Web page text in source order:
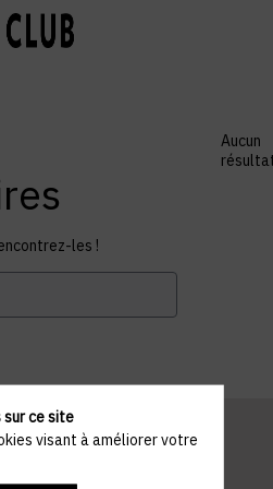
les !
Aucun
sur ce site
visant à améliorer votre